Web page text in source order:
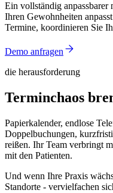
Ein vollständig anpassbarer
Ihren Gewohnheiten
Termine, koordinieren Sie
Demo anfragen
die herausforderung
Terminchaos
Papierkalender, endlose
Doppelbuchungen,
reißen. Ihr Team verbringt
mit den Patienten.
Und wenn Ihre Praxis
Standorte - vervielfachen